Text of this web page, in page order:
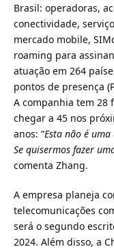
Brasil: operadoras,
conectividade,
mercado mobile,
roaming para
atuação em 264
pontos de presença
A companhia tem 28
chegar a 45 nos
anos: “Esta não é
Se quisermos fazer
comenta Zhang.
A empresa planeja
telecomunicações
será o segundo
2024. Além disso, a